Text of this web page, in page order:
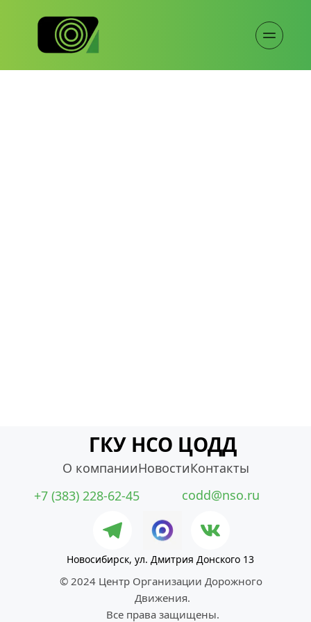
ГКУ НСО ЦОДД
О компанииНовостиКонтакты
© 2024 Центр Организации Дорожного
Движения.
Все права защищены.
+7 (383) 228-62-45
Новосибирск, ул. Дмитрия Донского 13
codd@nso.ru